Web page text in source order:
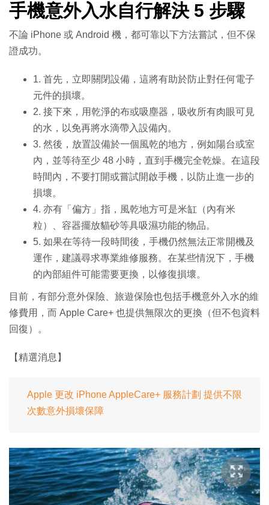
片
手機意外入水自行解決 5 步驟
不論 iPhone 或 Android 機，都可靠以下方法嘗試，但不保
證成功。
1. 首先，立即關閉設備，這將有助於防止對任何電子
元件的損壞。
2. 接下來，用乾淨的布或吸塵器，吸收所有肉眼可見
的水，以免再將水滴帶入設備內。
3. 然後，放置設備於一個風乾的地方，例如陽台或室
內，並等待至少 48 小時，直到手機完全乾燥。在這段
時間內，不要打開或嘗試開啟手機，以防止進一步的
損壞。
4. 亦有「偏方」指，風乾地方可是米缸（內有米
粒）、容器擺放貓砂等具吸濕功能的物品。
5. 如果在等待一段時間後，手機仍然無法正常開機及
運作，建議尋求專業維修服務。在某些情況下，手機
的內部組件可能需要更換，以修復損壞。
目前，有部分意外保險、旅遊保險也包括手機意外入水的維
修費用，而 Apple Care+ 也提供無限次的更換（但不包資料
回復）。
【精選消息】
Apple 更改 iPhone AppleCare+ 服務計劃 提供不限
次數意外損壞保障